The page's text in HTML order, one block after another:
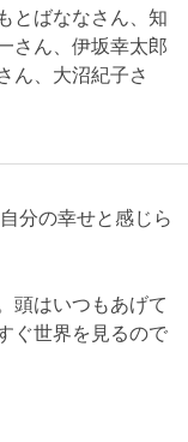
とばななさん、知
さん、伊坂幸太郎
ん、大沼紀子さ
分の幸せと感じら
頭はいつもあげて
ぐ世界を見るので